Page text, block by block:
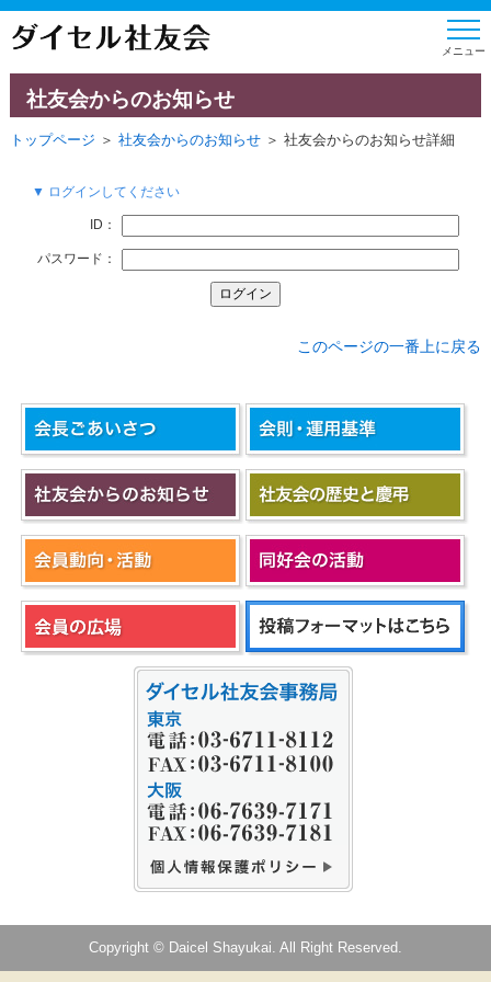
社友会からのお知らせ
トップページ ＞ 社友会からのお知らせ＞ 社友会からのお知らせ詳細
▼ ログインしてください
ID：
パスワード：
このページの一番上に戻る
Copyright © Daicel Shayukai. All Right Reserved.